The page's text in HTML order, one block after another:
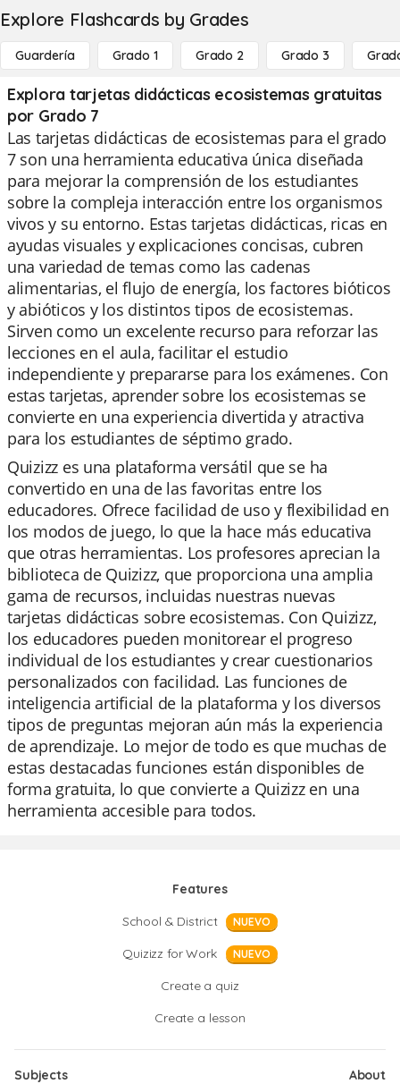
Explore Flashcards by Grades
Guardería Grado 1 Grado 2 Grado 3
Explora tarjetas didácticas ecosistemas gratuitas
por Grado 7
Las tarjetas didácticas de ecosistemas para el grado
7 son una herramienta educativa única diseñada
para mejorar la comprensión de los estudiantes
sobre la compleja interacción entre los organismos
vivos y su entorno. Estas tarjetas didácticas, ricas en
ayudas visuales y explicaciones concisas, cubren
una variedad de temas como las cadenas
alimentarias, el flujo de energía, los factores bióticos
y abióticos y los distintos tipos de ecosistemas.
Sirven como un excelente recurso para reforzar las
lecciones en el aula, facilitar el estudio
independiente y prepararse para los exámenes. Con
estas tarjetas, aprender sobre los ecosistemas se
convierte en una experiencia divertida y atractiva
para los estudiantes de séptimo grado.
Quizizz es una plataforma versátil que se ha
convertido en una de las favoritas entre los
educadores. Ofrece facilidad de uso y flexibilidad en
los modos de juego, lo que la hace más educativa
que otras herramientas. Los profesores aprecian la
biblioteca de Quizizz, que proporciona una amplia
gama de recursos, incluidas nuestras nuevas
tarjetas didácticas sobre ecosistemas. Con Quizizz,
los educadores pueden monitorear el progreso
individual de los estudiantes y crear cuestionarios
personalizados con facilidad. Las funciones de
inteligencia artificial de la plataforma y los diversos
tipos de preguntas mejoran aún más la experiencia
de aprendizaje. Lo mejor de todo es que muchas de
estas destacadas funciones están disponibles de
forma gratuita, lo que convierte a Quizizz en una
herramienta accesible para todos.
Features
School & District
NUEVO
Quizizz for Work NUEVO
Create a quiz
Create a lesson
Subjects
About